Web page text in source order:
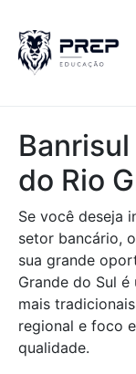
do Rio
Se você deseja
setor bancário,
sua grande
Grande do Sul
mais
regional e foco
qualidade.